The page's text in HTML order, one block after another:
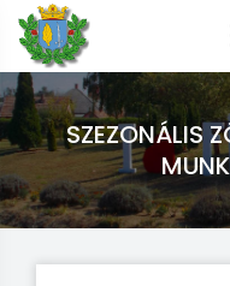
SZEZONÁLIS